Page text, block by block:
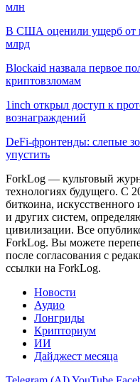
млн
В США оценили ущерб от
млрд
Blockaid назвала первое
криптовзломам
1inch открыл доступ к
вознаграждений
DeFi-фронтенды: слепые
упустить
ForkLog — культовый
технологиях будущего. С
биткоина, искусственного
и других систем,
цивилизации. Все
ForkLog. Вы можете
после согласования с
ссылки на ForkLog.
Новости
Аудио
Лонгриды
Крипториум
ИИ
Дайджест месяца